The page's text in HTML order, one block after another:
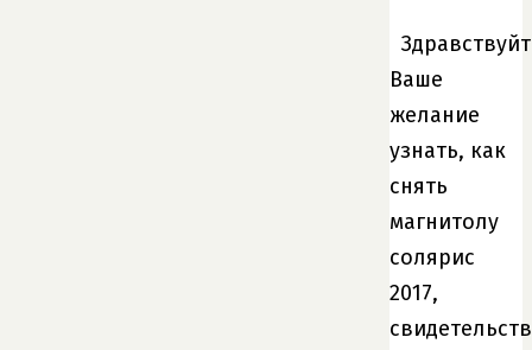
Ваше
желание
узнать, как
снять
магнитолу
солярис
2017,